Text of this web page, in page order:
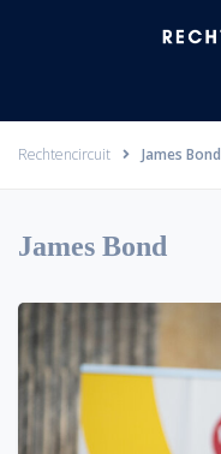
Rechtencircuit James Bond
James Bond